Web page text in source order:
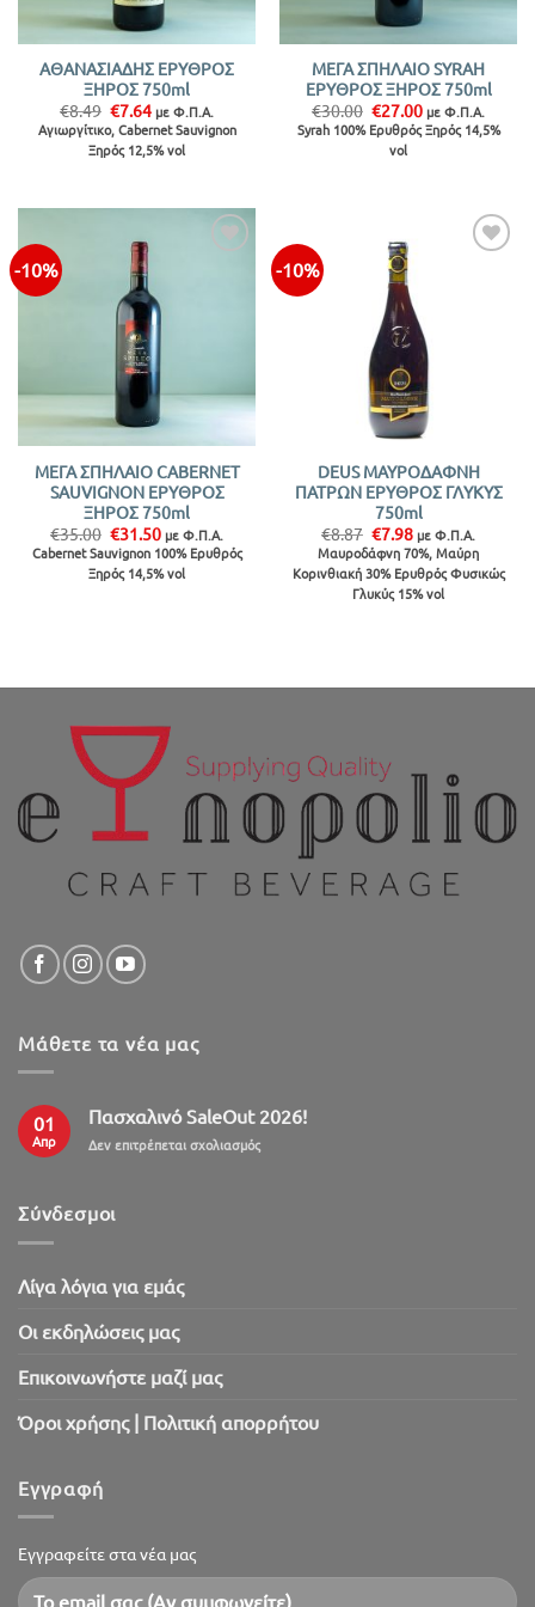
ΑΘΑΝΑΣΙΑΔΗΣ ΕΡΥΘΡΟΣ
ΞΗΡΟΣ 750ml
€8.49 Original
price
was:
€8.49.
€7.64Η
τρέχουσα
τιμή
είναι:
με Φ.Π.Α.
Αγιωργίτικο, Cabernet Sauvignon
Ξηρός 12,5% vol
ΜΕΓΑ ΣΠΗΛΑΙΟ SYRAH
ΕΡΥΘΡΟΣ ΞΗΡΟΣ 750ml
€30.00 Original
price
was:
€30.00.
€27.00Η
τρέχουσα
τιμή
με Φ.Π.Α.
Syrah 100% Ερυθρός Ξηρός 14,5%
vol
-10%
ΜΕΓΑ ΣΠΗΛΑΙΟ CABERNET
SAUVIGNON ΕΡΥΘΡΟΣ
ΞΗΡΟΣ 750ml
€35.00 Original
price
was:
€35.00.
€31.50Η
τρέχουσα
τιμή
είναι:
με Φ.Π.Α.
Cabernet Sauvignon 100% Ερυθρός
Ξηρός 14,5% vol
-10%
DEUS ΜΑΥΡΟΔΑΦΝΗ
ΠΑΤΡΩΝ ΕΡΥΘΡΟΣ ΓΛΥΚΥΣ
750ml
€8.87 Original
price
was:
€8.87.
€7.98Η
τρέχουσα
τιμή
είναι:
€7.98.
με Φ.Π.Α.
Μαυροδάφνη 70%, Μαύρη
Κορινθιακή 30% Ερυθρός Φυσικώς
Γλυκύς 15% vol
Μάθετε τα νέα μας
01
Απρ
Πασχαλινό SaleOut 2026!
Δεν επιτρέπεται σχολιασμόςστο
Σύνδεσμοι
Λίγα λόγια για εμάς
Oι εκδηλώσεις μας
Επικοινωνήστε μαζί μας
Όροι χρήσης | Πολιτική απορρήτου
Εγγραφή
Εγγραφείτε στα νέα μας